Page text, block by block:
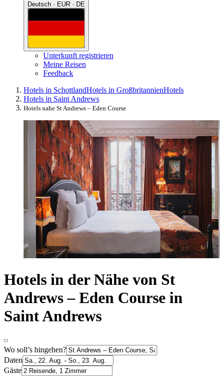
Deutsch · EUR · DE
Unterkunft registrieren
Meine Reisen
Feedback
Hotels in SchottlandHotels in GroßbritannienHotels
Hotels in Saint Andrews
Hotels nahe St Andrews – Eden Course
Hotels in der Nähe von St
Andrews – Eden Course in
Saint Andrews
Wo soll’s hingehen?
Daten
Gäste